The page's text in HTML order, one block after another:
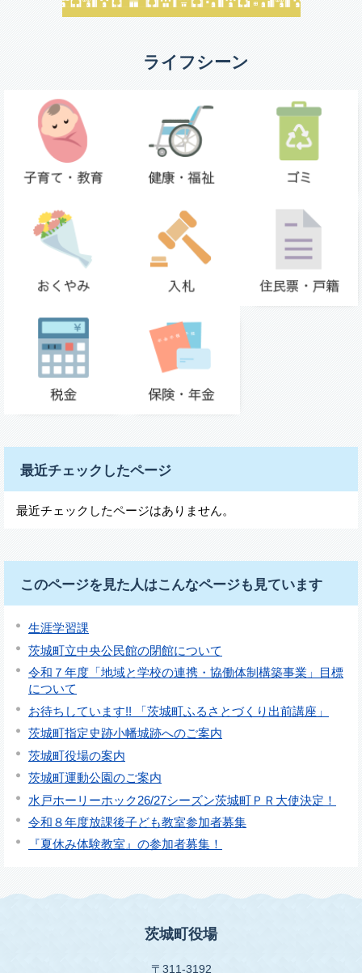
ライフシーン
最近チェックしたページ
最近チェックしたページはありません。
このページを見た人はこんなページも見ています
生涯学習課
茨城町立中央公民館の閉館について
令和７年度「地域と学校の連携・協働体制構築事業」目標
について
お待ちしています!! 「茨城町ふるさとづくり出前講座」
茨城町指定史跡小幡城跡へのご案内
茨城町役場の案内
茨城町運動公園のご案内
水戸ホーリーホック26/27シーズン茨城町ＰＲ大使決定！
令和８年度放課後子ども教室参加者募集
『夏休み体験教室』の参加者募集！
茨城町役場
〒311-3192